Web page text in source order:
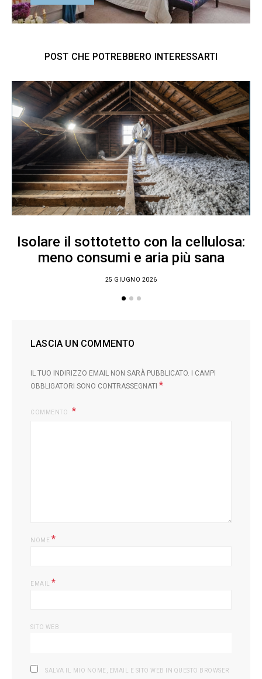
POST CHE POTREBBERO INTERESSARTI
Isolare il sottotetto con la cellulosa:
meno consumi e aria più sana
25 GIUGNO 2026
LASCIA UN COMMENTO
IL TUO INDIRIZZO EMAIL NON SARÀ PUBBLICATO.
I CAMPI
OBBLIGATORI SONO CONTRASSEGNATI *
COMMENTO
NOME *
EMAIL *
SITO WEB
SALVA IL MIO NOME, EMAIL E SITO WEB IN QUESTO BROWSER